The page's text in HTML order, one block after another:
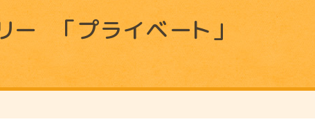
ー 「プライベート」